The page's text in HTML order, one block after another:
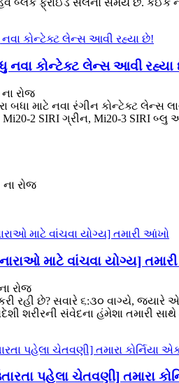
હવે બ્લેક ફ્રાઈડે સેલનો સમય છે. કંઈક
નવા કોન્ટેક્ટ લેન્સ આવી રહ્યા
ના રોજ
બધા માટે નવા રંગીન કોન્ટેક્ટ
2 SIRI ગ્રીન, Mi20-3 SIRI
ના રોજ
માટે વાંચવા યોગ્ય]
રોજ
રહી છે? સવારે ૬:૩૦ વાગ્યે,
શરીરની સંવેદના હંમેશા તમારી
પહેલા ચેતવણી] તમારા